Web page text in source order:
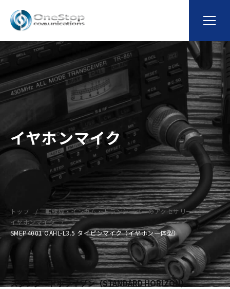
イヤホンマイク
トップ
無線機・インカム・トランシーバーのアクセサリー
イヤホンマイク
SMEP4001 OAHL-L3.5 タイピンマイク（イヤホン一体型）
スタンダードホライゾン（STANDARD HORIZON）